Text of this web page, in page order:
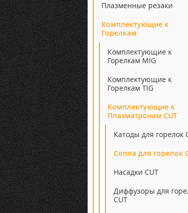
Плазменные резаки
Комплектующие к
Горелкам
Комплектующие к
Горелкам MIG
Комплектующие к
Горелкам TIG
Комплектующие к
Плазматронам CUT
Катоды для горелок
Сопла для горелок
Насадки CUT
Диффузоры для
CUT